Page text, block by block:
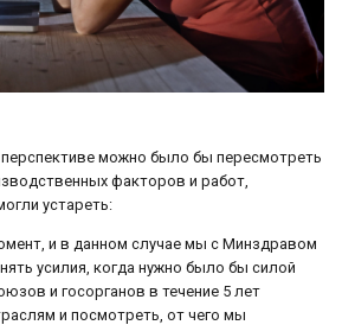
можно было бы пересмотреть
факторов и работ,
устареть:
и в данном случае мы с Минздравом
усилия, когда нужно было бы силой
и госорганов в течение 5 лет
и посмотреть, от чего мы